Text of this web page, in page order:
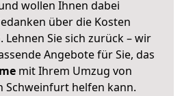
wollen Ihnen dabei
über die Kosten
Lehnen Sie sich zurück – wir
Angebote für Sie, das
mit Ihrem Umzug von
Schweinfurt helfen kann.